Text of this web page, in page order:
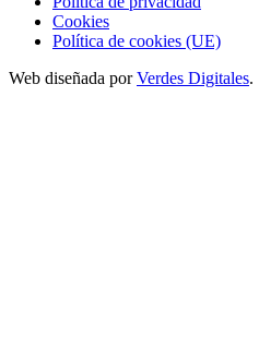
Cookies
Política de cookies (UE)
Web diseñada porVerdes Digitales.